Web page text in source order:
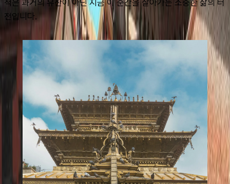
적은 과거의 유산이 아닌 지금 이 순간을 살아가는 소중한 삶의 터
전입니다.